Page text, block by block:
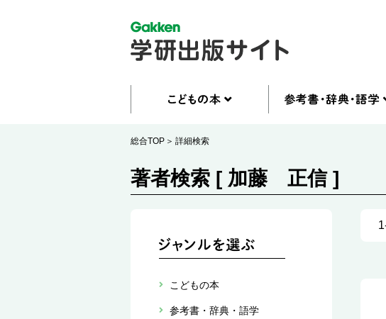
総合TOP 詳細検索
著者検索 [ 加藤 正信 ]
こどもの本
参考書・辞典・語学